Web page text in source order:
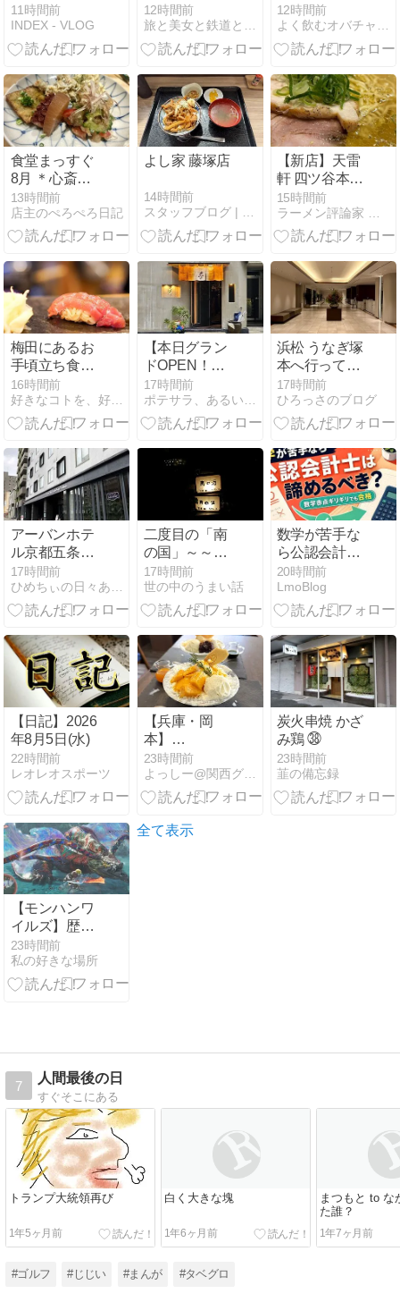
昭和レトロな
町中華。サー
ビス精神に感
子・ビールで
大満足
11時間前
INDEX - VLOG
（２０２２年
１１月）
（３）
12時間前
旅と美女と鉄道と…
ック」＊＊昨
夜はオットの
蒸し野菜だっ
のアゲモノ
を…！！
12時間前
よく飲むオバチャン＊本日のメニュー
食堂まっすぐ
8月 ＊心斎橋
の人気小料理
店
13時間前
店主のぺろぺろ日記
よし家 藤塚店
14時間前
【新店】天雷
軒 四ツ谷本店
「鶏と山椒が
舌を奮わせ
る」
15時間前
梅田にあるお
手頃立ち食い
寿司のお店 鮨
labo まどゐさ
ん。
16時間前
好きなコトを、好きなだけ。
【本日グラン
ドOPEN！】
仙台の名店
「居酒屋ちょ
ーちょ」の系
んサラミのポ
17時間前
浜松 うなぎ塚
本へ行って来
た 1
17時間前
ひろっさのブログ
アーバンホテ
ル京都五条プ
レミアムでひ
とりランチ
17時間前
二度目の「南
の国」～～～
カラオケ導入
してた～
17時間前
世の中のうまい話
数学が苦手な
ら公認会計士
は諦めるべ
き？必要な数
学レベルを現
説
20時間前
LmoBlog
【日記】2026
年8月5日(水)
22時間前
レオレオスポーツ
【兵庫・岡
本】
「SHICT（シ
クト）岡本」
1日800個売れ
お店でまさか
23時間前
よっしー@関西グルメの食べ歩き三昧
炭火串焼 かざ
み鶏 ㊳
23時間前
韮の備忘録
【モンハンワ
イルズ】歴戦
王ウズ・トゥ
ナのフリチャ
レ再挑戦＆ア
23時間前
私の好きな場所
全て表示
7
人間最後の日
すぐそこにある
トランプ大統領再び
1年5ヶ月前
白く大きな塊
1年6ヶ月前
まつもと to な
た誰？
1年7ヶ月前
#ゴルフ #じじい #まんが #タベグロ